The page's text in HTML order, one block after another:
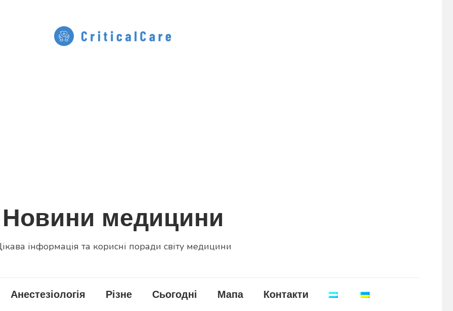
Новини медицини
інформація та корисні поради світу медицини
Анестезіологія Різне Сьогодні Мапа Контакти